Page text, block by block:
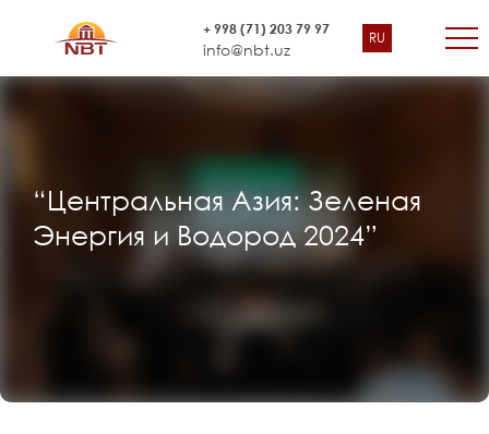
RU
+ 998 (71) 203 79 97
info@nbt.uz
“Центральная Азия: Зеленая
Энергия и Водород 2024”